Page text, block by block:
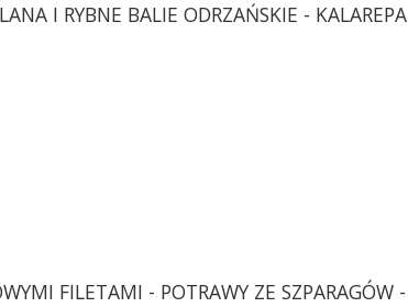
I RYBNE BALIE ODRZAŃSKIE - KALAREPA
FILETAMI - POTRAWY ZE SZPARAGÓW -